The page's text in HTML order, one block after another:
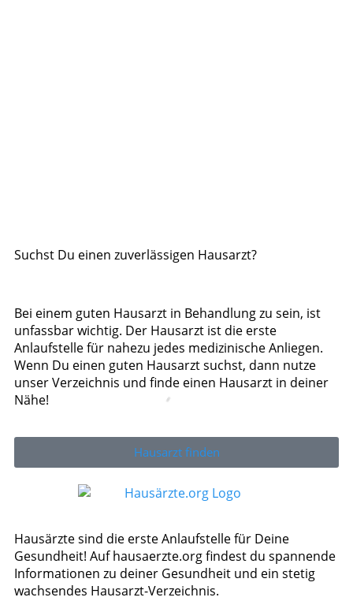
Suchst Du einen zuverlässigen Hausarzt?
Bei einem guten Hausarzt in Behandlung zu sein, ist
unfassbar wichtig. Der Hausarzt ist die erste
Anlaufstelle für nahezu jedes medizinische Anliegen.
Wenn Du einen guten Hausarzt suchst, dann nutze
unser Verzeichnis und finde einen Hausarzt in deiner
Nähe!
Hausarzt finden
Hausärzte sind die erste Anlaufstelle für Deine
Gesundheit! Auf hausaerzte.org findest du spannende
Informationen zu deiner Gesundheit und ein stetig
wachsendes Hausarzt-Verzeichnis.